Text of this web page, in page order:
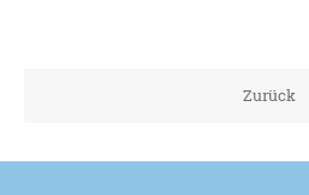
Zurück